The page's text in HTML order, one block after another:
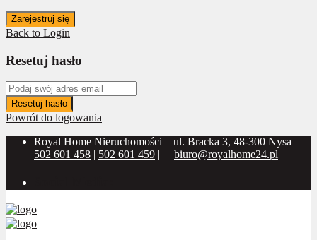
Zarejestruj się
Back to Login
Resetuj hasło
Resetuj hasło
Powrót do logowania
Royal Home Nieruchomości
ul. Bracka 3, 48-300 Nysa
502 601 458 | 502 601 459 | biuro@royalhome24.pl